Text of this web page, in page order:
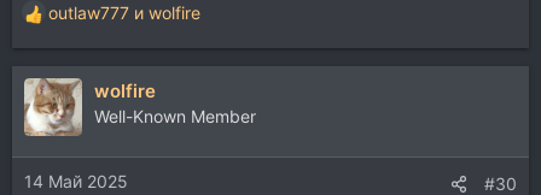
Р
е
а
к
ц
и
и
:
outlaw777 и wolfire
wolfire
Well-Known Member
14 Май 2025 #30